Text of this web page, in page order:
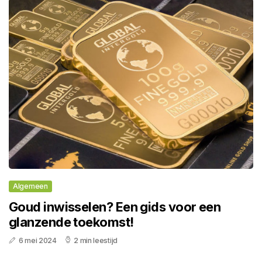
Algemeen
Goud inwisselen? Een gids voor een
glanzende toekomst!
6 mei 2024 2 min leestijd